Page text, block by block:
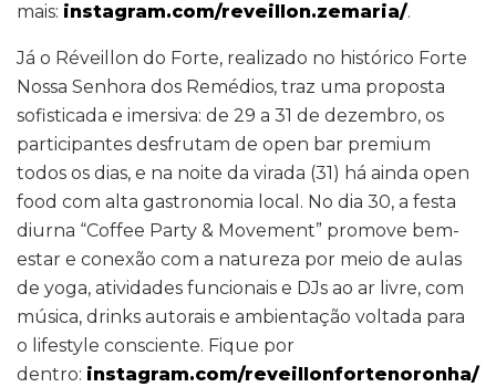
mais: instagram.com/reveillon.zemaria/.
Já o Réveillon do Forte, realizado no histórico Forte
Nossa Senhora dos Remédios, traz uma proposta
sofisticada e imersiva: de 29 a 31 de dezembro, os
participantes desfrutam de open bar premium
todos os dias, e na noite da virada (31) há ainda open
food com alta gastronomia local. No dia 30, a festa
diurna “Coffee Party & Movement” promove bem-
estar e conexão com a natureza por meio de aulas
de yoga, atividades funcionais e DJs ao ar livre, com
música, drinks autorais e ambientação voltada para
o lifestyle consciente. Fique por
dentro: instagram.com/reveillonfortenoronha/